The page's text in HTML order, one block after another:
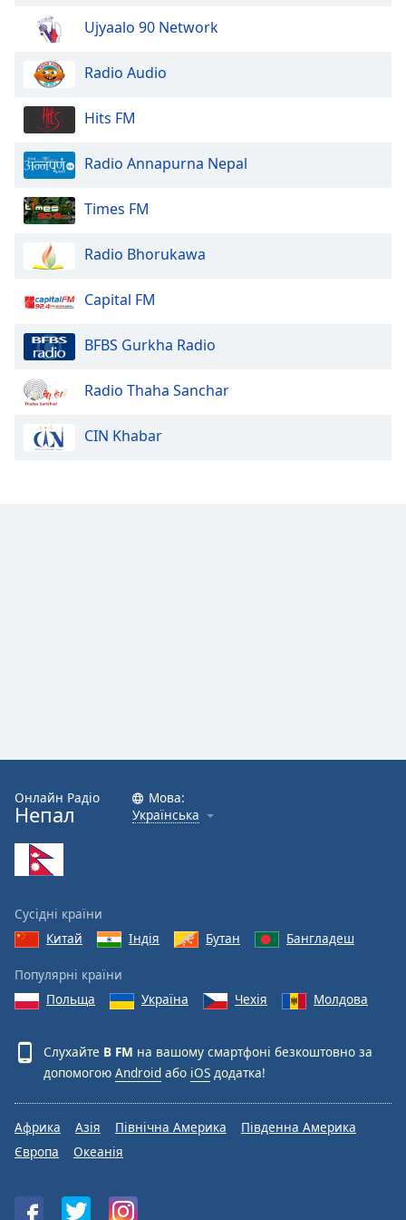
dialog
window.
Escape
cancel
window.
Text
Opacity
Color
Opacity
Font
Family
Done
Close
Dialog
End
window.
Ujyaalo 90 Network
Radio Audio
Hits FM
Radio Annapurna Nepal
Times FM
Radio Bhorukawa
Capital FM
BFBS Gurkha Radio
Radio Thaha Sanchar
CIN Khabar
Онлайн Радіо
Непал
Мова:
Українська
Сусідні країни
Китай
Індія Бутан Бангладеш
Популярні країни
Польща
Україна Чехія Молдова
Слухайте B FM на вашому смартфоні безкоштовно за
допомогою Android або iOS додатка!
Африка Азія Північна Америка
Південна Америка
Європа
Океанія